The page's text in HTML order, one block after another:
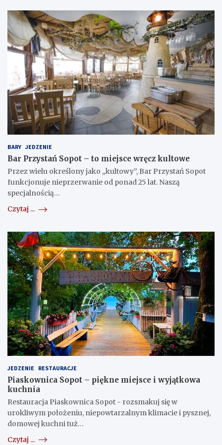
BARY JEDZENIE
Bar Przystań Sopot – to miejsce wręcz kultowe
Przez wielu określony jako „kultowy”, Bar Przystań Sopot
funkcjonuje nieprzerwanie od ponad 25 lat. Naszą
specjalnością…
Czytaj ...
JEDZENIE RESTAURACJE
Piaskownica Sopot – piękne miejsce i wyjątkowa
kuchnia
Restauracja Piaskownica Sopot - rozsmakuj się w
urokliwym położeniu, niepowtarzalnym klimacie i pysznej,
domowej kuchni tuż…
Czytaj ...